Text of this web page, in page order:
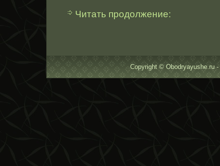
Читать продолжение:
Copyright © Obodryayushe.ru